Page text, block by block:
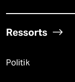
Ressorts
Politik